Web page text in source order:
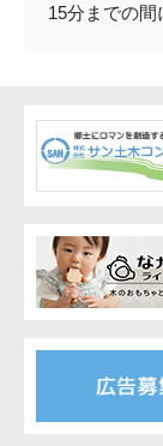
15分までの間